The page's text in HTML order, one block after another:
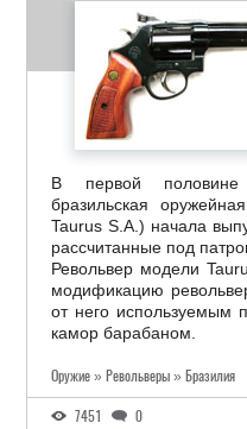
В первой половине
бразильская
Taurus S.A.) начала
рассчитанные под
Револьвер модели
модификацию
от него используемым
камор барабаном.
Оружие » Револьверы » Бразилия
7451 0